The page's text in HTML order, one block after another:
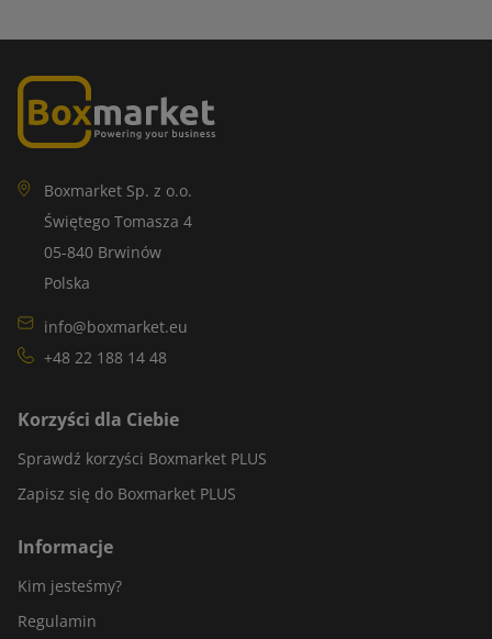
Boxmarket Sp. z o.o.
Świętego Tomasza 4
05-840 Brwinów
Polska
info@boxmarket.eu
+48 22 188 14 48
Korzyści dla Ciebie
Sprawdź korzyści Boxmarket PLUS
Zapisz się do Boxmarket PLUS
Informacje
Kim jesteśmy?
Regulamin